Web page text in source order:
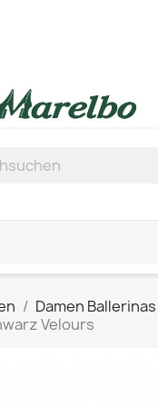
Damen Ballerinas
Velours